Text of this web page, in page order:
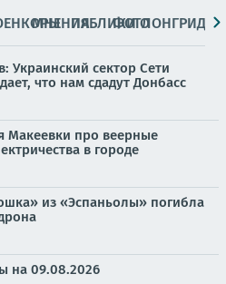
МНЕНИЯПАБЛИКИ
ФОТОЛОНГРИДЫ
Украинский сектор Сети
что нам сдадут Донбасс
Макеевки про веерные
в городе
из «Эспаньолы» погибла
на 09.08.2026